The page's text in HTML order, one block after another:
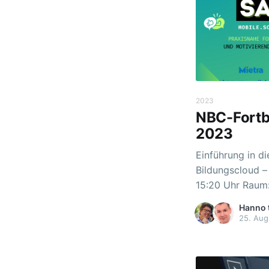
2023
NBC-
2023
Einführung in
Bildungscloud – für
15:20 Uhr Raum: Wissensbox 4 Die Niedersächsische
Bildungscloud
System steht
Unterricht mit
Hanno
25.